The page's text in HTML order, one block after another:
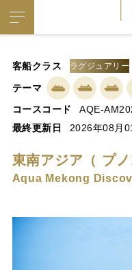
客船クラス ラグジュアリー
テーマ
コースコード
AQE-
最終更新日
2026年08月
東南アジア（ プ
Aqua Mekong